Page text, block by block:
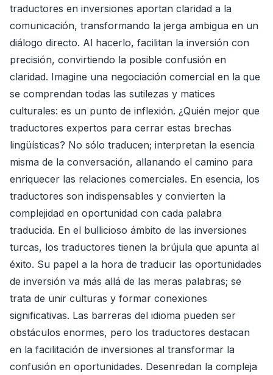
traductores en inversiones aportan claridad a la
comunicación, transformando la jerga ambigua en un
diálogo directo. Al hacerlo, facilitan la inversión con
precisión, convirtiendo la posible confusión en
claridad. Imagine una negociación comercial en la que
se comprendan todas las sutilezas y matices
culturales: es un punto de inflexión. ¿Quién mejor que
traductores expertos para cerrar estas brechas
lingüísticas? No sólo traducen; interpretan la esencia
misma de la conversación, allanando el camino para
enriquecer las relaciones comerciales. En esencia, los
traductores son indispensables y convierten la
complejidad en oportunidad con cada palabra
traducida. En el bullicioso ámbito de las inversiones
turcas, los traductores tienen la brújula que apunta al
éxito. Su papel a la hora de traducir las oportunidades
de inversión va más allá de las meras palabras; se
trata de unir culturas y formar conexiones
significativas. Las barreras del idioma pueden ser
obstáculos enormes, pero los traductores destacan
en la facilitación de inversiones al transformar la
confusión en oportunidades. Desenredan la compleja